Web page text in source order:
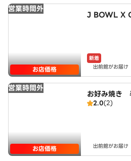
営業時間外
お店価格
J BOWL X
新着
出前館がお届け
営業時間外
お店価格
お好み焼き
2.0(2)
出前館がお届け